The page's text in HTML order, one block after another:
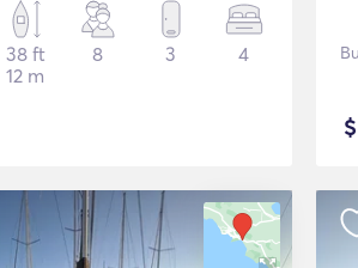
38 ft
12 m
8 3 4